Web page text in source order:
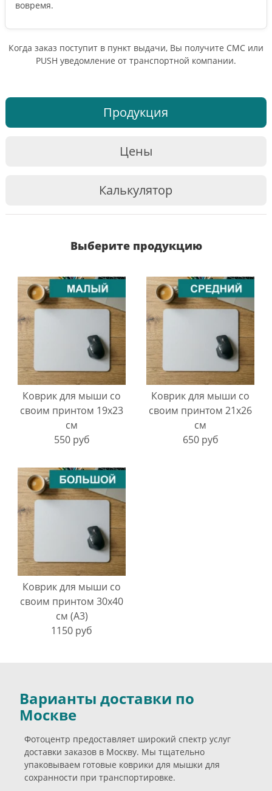
вовремя.
Когда заказ поступит в пункт выдачи, Вы получите СМС или
PUSH уведомление от транспортной компании.
Продукция
Цены
Калькулятор
Выберите продукцию
Коврик для мыши со
своим принтом 19х23
см
550 руб
Коврик для мыши со
своим принтом 21х26
см
650 руб
Коврик для мыши со
своим принтом 30х40
см (А3)
1150 руб
Варианты доставки по
Москве
Фотоцентр предоставляет широкий спектр услуг
доставки заказов в Москву. Мы тщательно
упаковываем готовые коврики для мышки для
сохранности при транспортировке.